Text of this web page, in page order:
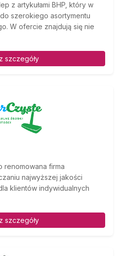
z artykułami BHP, który w
szerokiego asortymentu
W ofercie znajdują się nie
szczegóły
renomowana firma
najwyższej jakości
klientów indywidualnych
szczegóły